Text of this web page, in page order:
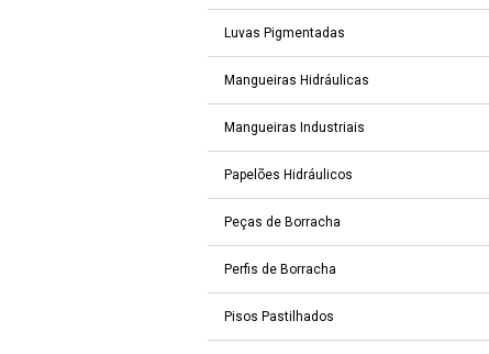
Luvas Pigmentadas
Mangueiras Hidráulicas
Mangueiras Industriais
Papelões Hidráulicos
Peças de Borracha
Perfis de Borracha
Pisos Pastilhados